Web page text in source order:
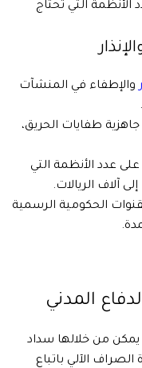
التي تحتاج
والإطفاء في المنشآت
طفايات الحريق،
عدد الأنظمة التي
آلاف الريالات.
الحكومية الرسمية
المدني
يمكن من خلالها سداد
الآلي باتباع